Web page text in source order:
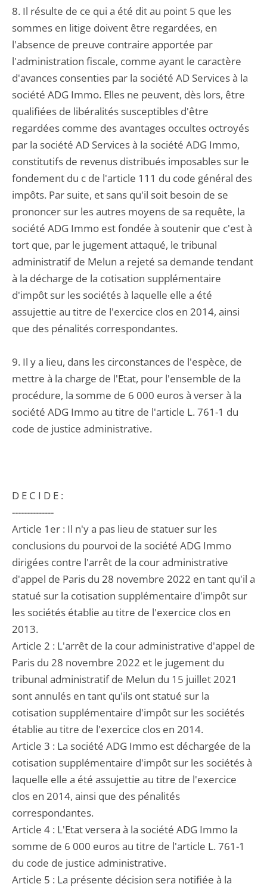
8. Il résulte de ce qui a été dit au point 5 que les
sommes en litige doivent être regardées, en
l'absence de preuve contraire apportée par
l'administration fiscale, comme ayant le caractère
d'avances consenties par la société AD Services à la
société ADG Immo. Elles ne peuvent, dès lors, être
qualifiées de libéralités susceptibles d'être
regardées comme des avantages occultes octroyés
par la société AD Services à la société ADG Immo,
constitutifs de revenus distribués imposables sur le
fondement du c de l'article 111 du code général des
impôts. Par suite, et sans qu'il soit besoin de se
prononcer sur les autres moyens de sa requête, la
société ADG Immo est fondée à soutenir que c'est à
tort que, par le jugement attaqué, le tribunal
administratif de Melun a rejeté sa demande tendant
à la décharge de la cotisation supplémentaire
d'impôt sur les sociétés à laquelle elle a été
assujettie au titre de l'exercice clos en 2014, ainsi
que des pénalités correspondantes.
9. Il y a lieu, dans les circonstances de l'espèce, de
mettre à la charge de l'Etat, pour l'ensemble de la
procédure, la somme de 6 000 euros à verser à la
société ADG Immo au titre de l'article L. 761-1 du
code de justice administrative.
D E C I D E :
--------------
Article 1er : Il n'y a pas lieu de statuer sur les
conclusions du pourvoi de la société ADG Immo
dirigées contre l'arrêt de la cour administrative
d'appel de Paris du 28 novembre 2022 en tant qu'il a
statué sur la cotisation supplémentaire d'impôt sur
les sociétés établie au titre de l'exercice clos en
2013.
Article 2 : L'arrêt de la cour administrative d'appel de
Paris du 28 novembre 2022 et le jugement du
tribunal administratif de Melun du 15 juillet 2021
sont annulés en tant qu'ils ont statué sur la
cotisation supplémentaire d'impôt sur les sociétés
établie au titre de l'exercice clos en 2014.
Article 3 : La société ADG Immo est déchargée de la
cotisation supplémentaire d'impôt sur les sociétés à
laquelle elle a été assujettie au titre de l'exercice
clos en 2014, ainsi que des pénalités
correspondantes.
Article 4 : L'Etat versera à la société ADG Immo la
somme de 6 000 euros au titre de l'article L. 761-1
du code de justice administrative.
Article 5 : La présente décision sera notifiée à la